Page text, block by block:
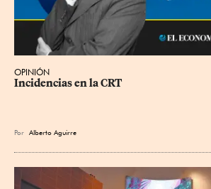
OPINIÓN
Incidencias en la CRT
Por Alberto Aguirre